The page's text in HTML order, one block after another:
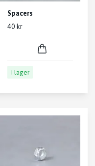
Spacers
40 kr
I lager